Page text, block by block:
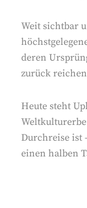
Weit sichtbar
deren
zurück
Heute steht
Durchreise ist
einen halben